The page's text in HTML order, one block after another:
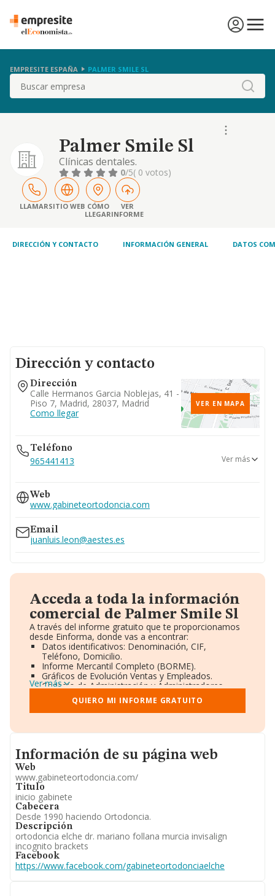
EMPRESITE ESPAÑA PALMER SMILE SL
Buscar
Palmer Smile Sl
Clínicas dentales.
0/5( 0 votos)
LLAMARSITIO WEB CÓMO
LLEGAR
VER
INFORME
DIRECCIÓN Y CONTACTO INFORMACIÓN GENERAL DATOS
Dirección y contacto
Dirección
Calle Hermanos Garcia Noblejas, 41 -
Piso 7, Madrid, 28037, Madrid
Como llegar
VER EN MAPA
Teléfono
965441413
912360030
Ver más
Web
www.gabineteortodoncia.com
Email
juanluis.leon@aestes.es
Acceda a toda la información
comercial de Palmer Smile Sl
A través del informe gratuito que te proporcionamos
desde Einforma, donde vas a encontrar:
Datos identificativos: Denominación, CIF,
Teléfono, Domicilio.
Informe Mercantil Completo (BORME).
Gráficos de Evolución Ventas y Empleados.
Consejo de Administración y Administradores.
Directivos y Ejecutivos.
Accionistas.
Participaciones y Vinculaciones en otras empresas.
Información oficial y registral complementaria.
Ver más
QUIERO MI INFORME GRATUITO
Informacion de su página web
Información de su página web
Web
www.gabineteortodoncia.com/
Titulo
inicio gabinete
Cabecera
Desde 1990 haciendo Ortodoncia.
Descripción
ortodoncia elche dr. mariano follana murcia invisalign
incognito brackets
Facebook
https://www.facebook.com/gabineteortodonciaelche